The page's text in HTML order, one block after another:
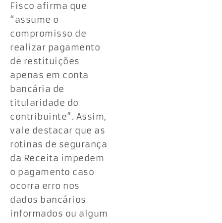
Fisco afirma que
“assume o
compromisso de
realizar pagamento
de restituições
apenas em conta
bancária de
titularidade do
contribuinte”. Assim,
vale destacar que as
rotinas de segurança
da Receita impedem
o pagamento caso
ocorra erro nos
dados bancários
informados ou algum